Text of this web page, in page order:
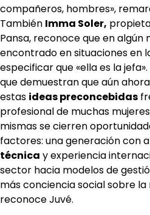
compañeros, hombres»,
También Imma Soler,
Pansa, reconoce que en algún
encontrado en situaciones en
especificar que «ella es la
que demuestran que aún
estas ideas preconcebidas
profesional de muchas
mismas se cierren
factores: una generación con
técnica y experiencia
sector hacia modelos de
más conciencia social sobre la
reconoce Juvé.